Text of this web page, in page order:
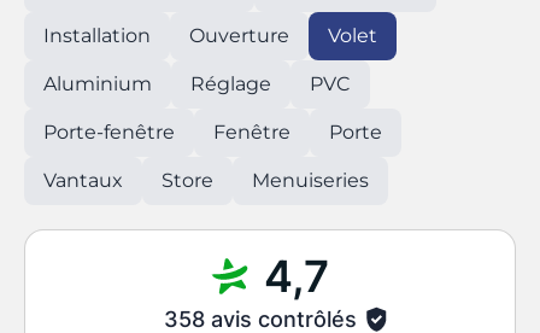
Installation Ouverture Volet
Aluminium Réglage PVC
Porte-fenêtre Fenêtre Porte
Vantaux Store Menuiseries
4,7
358 avis contrôlés